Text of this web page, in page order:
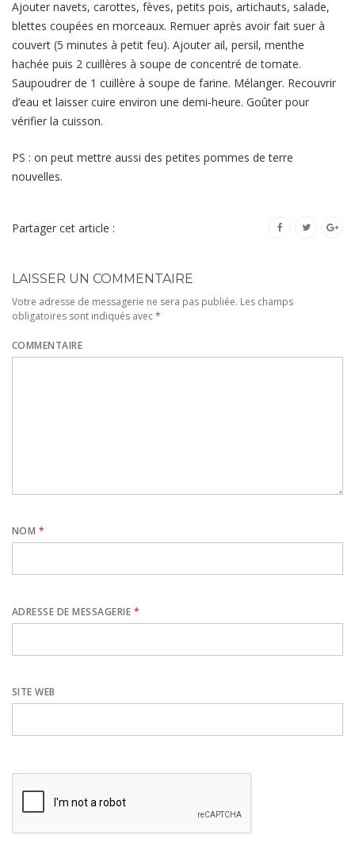
Ajouter navets, carottes, fèves, petits pois, artichauts, salade,
blettes coupées en morceaux. Remuer après avoir fait suer à
couvert (5 minutes à petit feu). Ajouter ail, persil, menthe
hachée puis 2 cuillères à soupe de concentré de tomate.
Saupoudrer de 1 cuillère à soupe de farine. Mélanger. Recouvrir
d’eau et laisser cuire environ une demi-heure. Goûter pour
vérifier la cuisson.
PS : on peut mettre aussi des petites pommes de terre
nouvelles.
Partager cet article :
LAISSER UN COMMENTAIRE
Votre adresse de messagerie ne sera pas publiée. Les champs
obligatoires sont indiqués avec*
COMMENTAIRE
NOM *
ADRESSE DE MESSAGERIE *
SITE WEB